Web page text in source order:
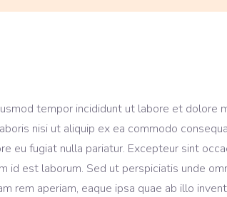
tempor incididunt ut labore et dolore
nisi ut aliquip ex ea commodo
eu fugiat nulla pariatur. Excepteur sint
id est laborum. Sed ut perspiciatis unde
rem aperiam, eaque ipsa quae ab illo